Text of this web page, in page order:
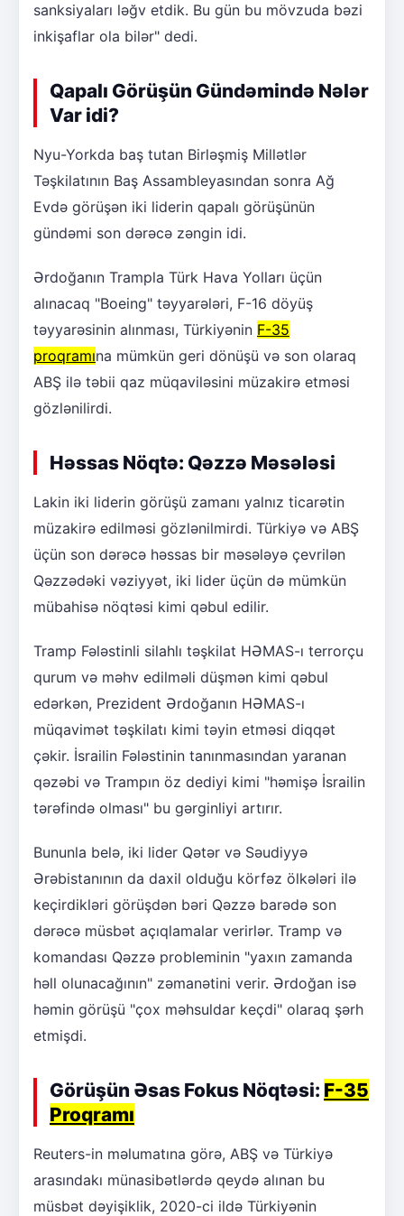
sanksiyaları ləğv etdik. Bu gün bu mövzuda bəzi
inkişaflar ola bilər" dedi.
Qapalı Görüşün Gündəmində Nələr
Var idi?
Nyu-Yorkda baş tutan Birləşmiş Millətlər
Təşkilatının Baş Assambleyasından sonra Ağ
Evdə görüşən iki liderin qapalı görüşünün
gündəmi son dərəcə zəngin idi.
Ərdoğanın Trampla Türk Hava Yolları üçün
alınacaq "Boeing" təyyarələri, F-16 döyüş
təyyarəsinin alınması, Türkiyənin F-35
proqramına mümkün geri dönüşü və son olaraq
ABŞ ilə təbii qaz müqaviləsini müzakirə etməsi
gözlənilirdi.
Həssas Nöqtə: Qəzzə Məsələsi
Lakin iki liderin görüşü zamanı yalnız ticarətin
müzakirə edilməsi gözlənilmirdi. Türkiyə və ABŞ
üçün son dərəcə həssas bir məsələyə çevrilən
Qəzzədəki vəziyyət, iki lider üçün də mümkün
mübahisə nöqtəsi kimi qəbul edilir.
Tramp Fələstinli silahlı təşkilat HƏMAS-ı terrorçu
qurum və məhv edilməli düşmən kimi qəbul
edərkən, Prezident Ərdoğanın HƏMAS-ı
müqavimət təşkilatı kimi təyin etməsi diqqət
çəkir. İsrailin Fələstinin tanınmasından yaranan
qəzəbi və Trampın öz dediyi kimi "həmişə İsrailin
tərəfində olması" bu gərginliyi artırır.
Bununla belə, iki lider Qətər və Səudiyyə
Ərəbistanının da daxil olduğu körfəz ölkələri ilə
keçirdikləri görüşdən bəri Qəzzə barədə son
dərəcə müsbət açıqlamalar verirlər. Tramp və
komandası Qəzzə probleminin "yaxın zamanda
həll olunacağının" zəmanətini verir. Ərdoğan isə
həmin görüşü "çox məhsuldar keçdi" olaraq şərh
etmişdi.
Görüşün Əsas Fokus Nöqtəsi: F-35
Proqramı
Reuters-in məlumatına görə, ABŞ və Türkiyə
arasındakı münasibətlərdə qeydə alınan bu
müsbət dəyişiklik, 2020-ci ildə Türkiyənin